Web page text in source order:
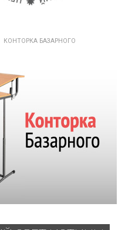
КОНТОРКА БАЗАРНОГО